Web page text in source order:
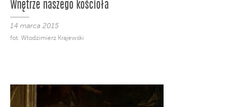
Wnętrze naszego kościoła
14 marca 2015
fot. Włodzimierz Krajewski